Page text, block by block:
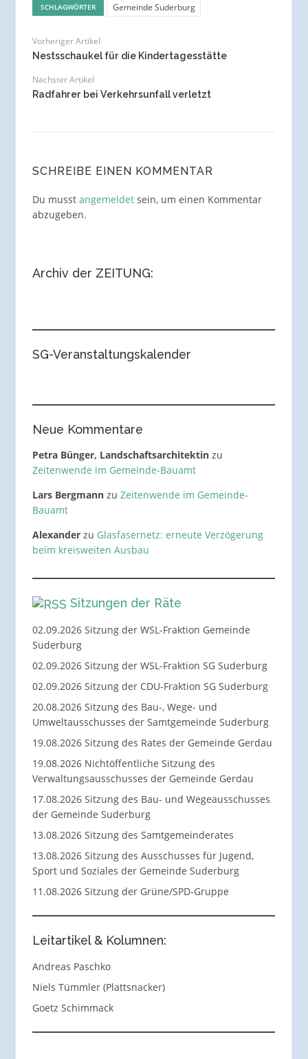
SCHLAGWÖRTER Gemeinde Suderburg
Vorheriger Artikel
Nestsschaukel für die Kindertagesstätte
Nächster Artikel
Radfahrer bei Verkehrsunfall verletzt
SCHREIBE EINEN KOMMENTAR
Du musst angemeldetsein, um einen Kommentar
abzugeben.
Archiv der ZEITUNG:
SG-Veranstaltungskalender
Neue Kommentare
Petra Bünger, Landschaftsarchitektinzu
Zeitenwende im Gemeinde-Bauamt
Lars Bergmannzu Zeitenwende im Gemeinde-
Bauamt
Alexanderzu Glasfasernetz: erneute Verzögerung
beim kreisweiten Ausbau
Sitzungen der Räte
02.09.2026 Sitzung der WSL-Fraktion Gemeinde
Suderburg
02.09.2026 Sitzung der WSL-Fraktion SG Suderburg
02.09.2026 Sitzung der CDU-Fraktion SG Suderburg
20.08.2026 Sitzung des Bau-, Wege- und
Umweltausschusses der Samtgemeinde Suderburg
19.08.2026 Sitzung des Rates der Gemeinde Gerdau
19.08.2026 Nichtöffentliche Sitzung des
Verwaltungsausschusses der Gemeinde Gerdau
17.08.2026 Sitzung des Bau- und Wegeausschusses
der Gemeinde Suderburg
13.08.2026 Sitzung des Samtgemeinderates
13.08.2026 Sitzung des Ausschusses für Jugend,
Sport und Soziales der Gemeinde Suderburg
11.08.2026 Sitzung der Grüne/SPD-Gruppe
Leitartikel & Kolumnen:
Andreas Paschko
Niels Tümmler (Plattsnacker)
Goetz Schimmack